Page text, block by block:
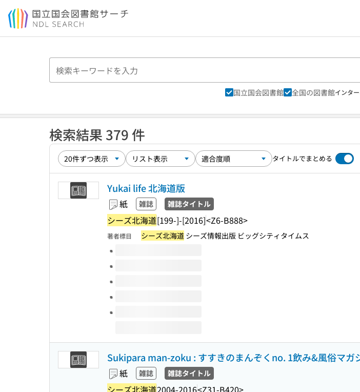
本文へ移動
国立国会図書館 全国の図書館インタ
検索結果 379 件
タイトルでまとめる
Yukai life 北海道版
紙 雑誌 雑誌タイトル
シーズ北海道[199-]-[2016]<Z6-B888>
著者標目 シーズ北海道 シーズ情報出版 ビッグシティタイムス
このタイトルの巻号
Sukipara man-zoku : すすきのまんぞくno. 1飲み&風俗マガ
紙 雑誌 雑誌タイトル
シーズ北海道2004-2016<Z31-B420>